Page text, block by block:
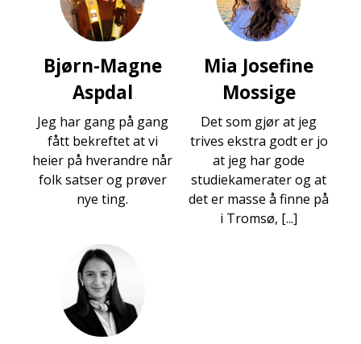
Bjørn-Magne
Aspdal
Jeg har gang på gang
fått bekreftet at vi
heier på hverandre når
folk satser og prøver
nye ting.
Mia Josefine
Mossige
Det som gjør at jeg
trives ekstra godt er jo
at jeg har gode
studiekamerater og at
det er masse å finne på
i Tromsø, [...]